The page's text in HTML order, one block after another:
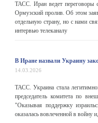
ТАСС. Иран ведет переговоры с
Ормузский пролив. Об этом
отдельную страну, но с нами
интервью телеканалу
В Иране назвали Украину
14.03.2026
ТАСС. Украина стала
председатель комитета по
"Оказывая поддержку
оказалась вовлеченной в войну